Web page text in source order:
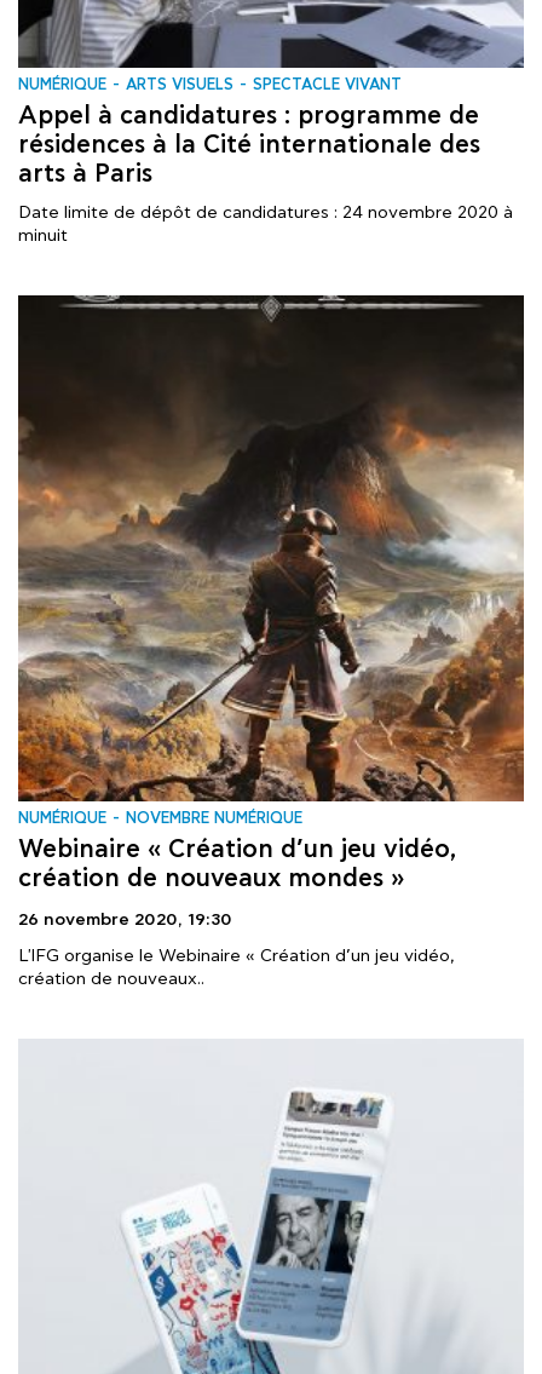
NUMÉRIQUE ARTS VISUELS SPECTACLE VIVANT
Appel à candidatures : programme de
résidences à la Cité internationale des
arts à Paris
Date limite de dépôt de candidatures : 24 novembre 2020 à
minuit
NUMÉRIQUE NOVEMBRE NUMÉRIQUE
Webinaire « Création d’un jeu vidéo,
création de nouveaux mondes »
26 novembre 2020, 19:30
L'lFG organise le Webinaire « Création d’un jeu vidéo,
création de nouveaux..